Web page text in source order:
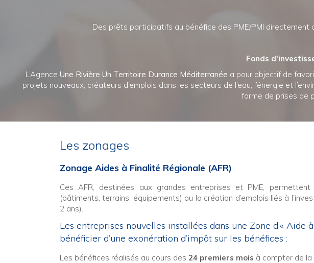
Des prêts participatifs au bénéfice des PME/PMI
Fonds
L’Agence Une Rivière Un Territoire Durance Méditerranée a pour objectif de
projets nouveaux, créateurs d’emplois dans les secteurs de l’eau, l’énergie et
forme de prises de
Les zonages
Zonage Aides à Finalité Régionale (AFR)
Ces AFR, destinées aux grandes entreprises et PME, permettent
(bâtiments, terrains, équipements) ou la création d’emplois liés à
2 ans).
Les entreprises nouvelles installées dans une Zone d’« Aide
bénéficier d’une exonération d’impôt sur les bénéfices :
Les bénéfices réalisés au cours des 24 premiers mois à compter de